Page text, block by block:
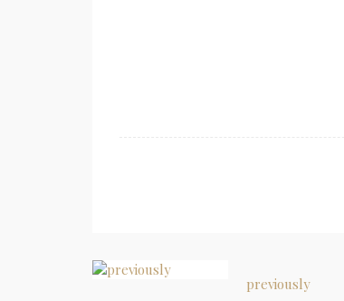
previously